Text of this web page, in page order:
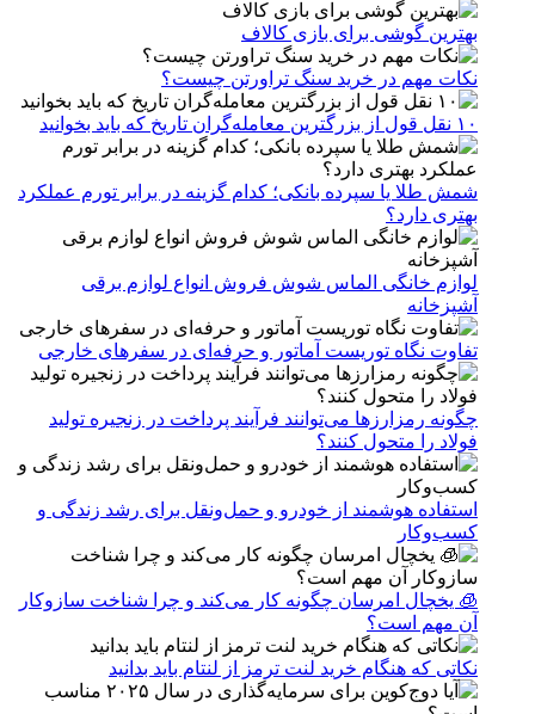
بهترین گوشی برای بازی کالاف
نکات مهم در خرید سنگ تراورتن چیست؟
۱۰ نقل قول از بزرگترین معامله‌گران تاریخ که باید بخوانید
شمش طلا یا سپرده بانکی؛ کدام گزینه در برابر تورم عملکرد
بهتری دارد؟
لوازم خانگی الماس شوش فروش انواع لوازم برقی
آشپزخانه
تفاوت نگاه توریست آماتور و حرفه‌ای در سفرهای خارجی
چگونه رمزارزها می‌توانند فرآیند پرداخت در زنجیره تولید
فولاد را متحول کنند؟
استفاده هوشمند از خودرو و حمل‌ونقل برای رشد زندگی و
کسب‌وکار
🧊 یخچال امرسان چگونه کار می‌کند و چرا شناخت سازوکار
آن مهم است؟
نکاتی که هنگام خرید لنت ترمز از لنتام باید بدانید